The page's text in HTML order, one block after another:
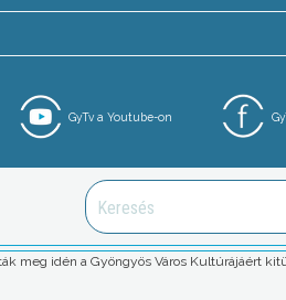
GyTv a Youtube-on
meg idén a Gyöngyös Város Kultúrájáért